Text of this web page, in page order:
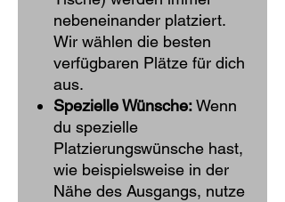
nebeneinander platziert.
Wir wählen die besten
verfügbaren Plätze für dich
aus.
Spezielle Wünsche:Wenn
du spezielle
Platzierungswünsche hast,
wie beispielsweise in der
Nähe des Ausgangs, nutze